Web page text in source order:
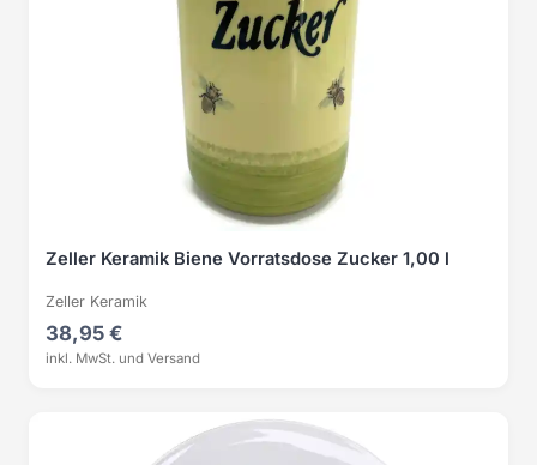
Zeller Keramik Biene Vorratsdose Zucker 1,00 l
Zeller Keramik
38,95 €
inkl. MwSt. und Versand